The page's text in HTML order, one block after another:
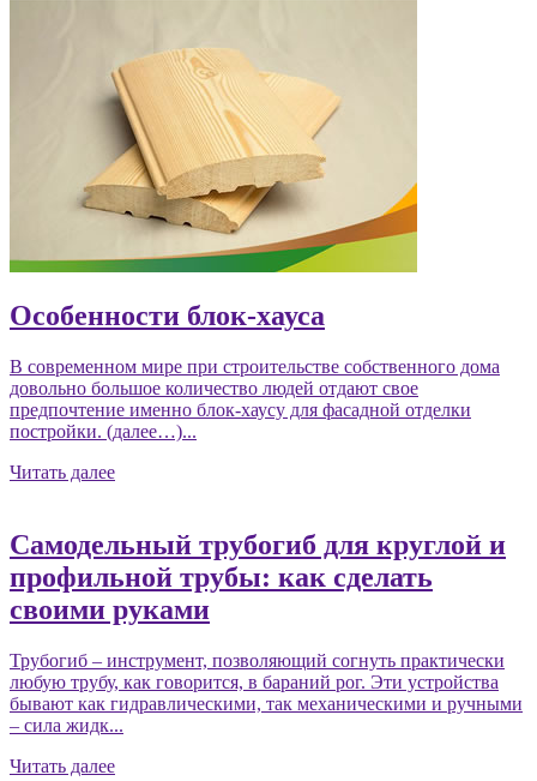
Особенности блок-хауса
В современном мире при строительстве собственного дома
довольно большое количество людей отдают свое
предпочтение именно блок-хаусу для фасадной отделки
постройки. (далее…)...
Читать далее
Самодельный трубогиб для круглой и
профильной трубы: как сделать
своими руками
Трубогиб – инструмент, позволяющий согнуть практически
любую трубу, как говорится, в бараний рог. Эти устройства
бывают как гидравлическими, так механическими и ручными
– сила жидк...
Читать далее